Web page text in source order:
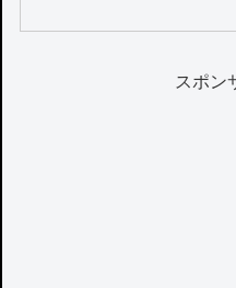
スポン